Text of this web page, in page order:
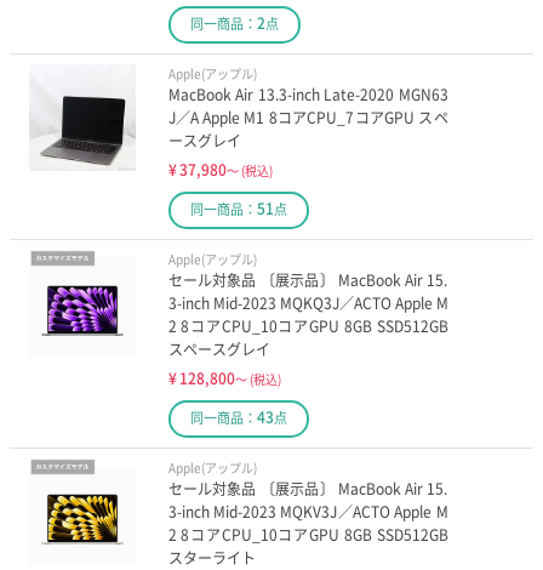
同一商品： 2点
Apple(アップル)
MacBook Air 13.3-inch Late-2020 MGN63
J／A Apple M1 8コアCPU_7コアGPU スペ
ースグレイ
¥37,980～ (税込)
同一商品： 51点
Apple(アップル)
セール対象品 〔展示品〕 MacBook Air 15.
3-inch Mid-2023 MQKQ3J／ACTO Apple M
2 8コアCPU_10コアGPU 8GB SSD512GB
スペースグレイ
¥128,800～ (税込)
同一商品： 43点
Apple(アップル)
セール対象品 〔展示品〕 MacBook Air 15.
3-inch Mid-2023 MQKV3J／ACTO Apple M
2 8コアCPU_10コアGPU 8GB SSD512GB
スターライト